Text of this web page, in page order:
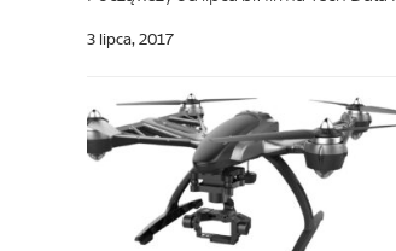
3 lipca, 2017